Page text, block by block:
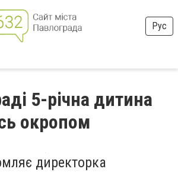
Рус
5-річна дитина
окропом
директорка